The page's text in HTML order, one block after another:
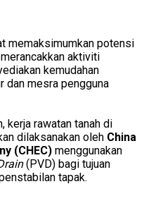
memaksimumkan potensi
aktiviti
kemudahan
dan mesra pengguna
kerja rawatan tanah di
dilaksanakan oleh China
(CHEC) menggunakan
(PVD) bagi tujuan
tapak.